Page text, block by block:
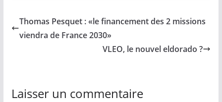
Thomas Pesquet : «le financement des 2 missions
viendra de France 2030»
VLEO, le nouvel eldorado ?
Laisser un commentaire